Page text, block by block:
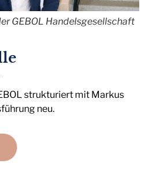
GEBOL Handelsgesellschaft
strukturiert mit Markus
neu.